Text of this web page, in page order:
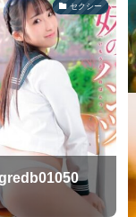
セクシー